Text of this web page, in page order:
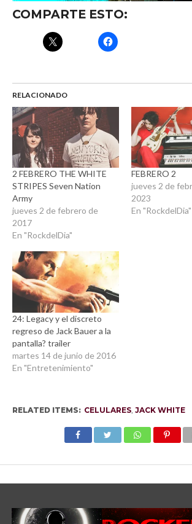
COMPARTE ESTO:
RELACIONADO
2 FEBRERO THE WHITE
STRIPES Seven Nation
Army
jueves 2 de febrero de
2017
En "RockdelDia"
FEBRERO 2
jueves 2 de
2023
En "RockdelDia"
24: Legacy y el discreto
regreso de Jack Bauer a la
pantalla? trailer
martes 14 de junio de 2016
En "Entretenimiento"
RELATED ITEMS: CELULARES, JACK WHITE